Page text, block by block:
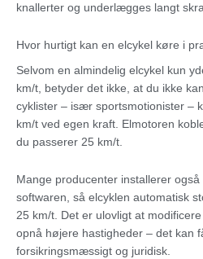
knallerter og underlægges langt
Hvor hurtigt kan en elcykel køre i
Selvom en almindelig elcykel kun
km/t, betyder det ikke, at du ikke
cyklister – især sportsmotionister –
km/t ved egen kraft. Elmotoren
du passerer 25 km/t.
Mange producenter installerer
softwaren, så elcyklen automatisk
25 km/t. Det er ulovligt at
opnå højere hastigheder – det kan
forsikringsmæssigt og juridisk.